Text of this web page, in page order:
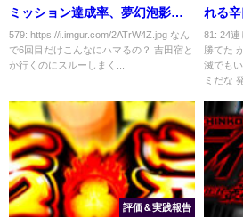
ミッション達成率、夢幻泡影の
恩恵
579: https://i.imgur.com/2ATrW4Z.jpg なん
で6回目だけこんなにハマるの？ 吉田宿と
か行くのにスルーしまく...
れる
に疑
81: 24連
勝てた
滅でも
ミだな 発
評価＆実践報告